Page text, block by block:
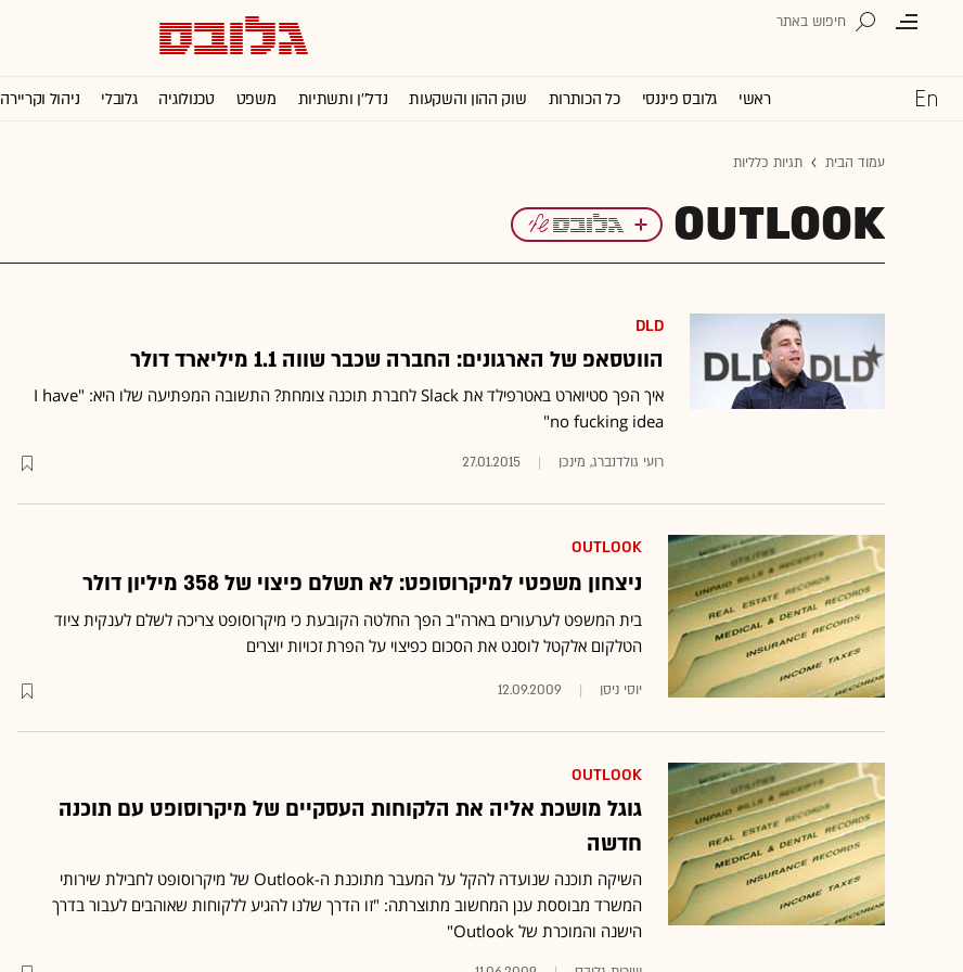
ראשי גלובס פיננסי כל הכותרות שוק ההון והשקעות נדל''ן ותשתיות משפט טכנולוגיה גלובלי ניהול וקריירה
עמוד הבית תגיות כלליות
OUTLOOK
DLD
הווטסאפ של הארגונים: החברה שכבר שווה 1.1 מיליארד דולר
איך הפך סטיוארט באטרפילד את Slack לחברת תוכנה צומחת? התשובה המפתיעה שלו היא: "I have
no fucking idea"
רועי גולדנברג, מינכן 27.01.2015
OUTLOOK
ניצחון משפטי למיקרוסופט: לא תשלם פיצוי של 358 מיליון דולר
בית המשפט לערעורים בארה"ב הפך החלטה הקובעת כי מיקרוסופט צריכה לשלם לענקית ציוד
הטלקום אלקטל לוסנט את הסכום כפיצוי על הפרת זכויות יוצרים
יוסי ניסן 12.09.2009
OUTLOOK
גוגל מושכת אליה את הלקוחות העסקיים של מיקרוסופט עם תוכנה
חדשה
השיקה תוכנה שנועדה להקל על המעבר מתוכנת ה-Outlook של מיקרוסופט לחבילת שירותי
המשרד מבוססת ענן המחשוב מתוצרתה: "זו הדרך שלנו להגיע ללקוחות שאוהבים לעבור בדרך
הישנה והמוכרת של Outlook"